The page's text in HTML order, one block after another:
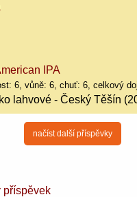
IPA
6, vůně: 6, chuť: 6, celkový
lahvové - Český Těšín
načíst další příspěvky
příspěvek